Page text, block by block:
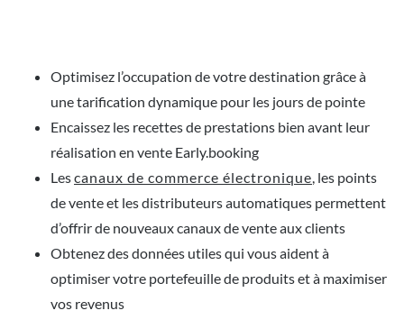
Optimisez l’occupation de votre destination grâce à
une tarification dynamique pour les jours de pointe
Encaissez les recettes de prestations bien avant leur
réalisation en vente Early.booking
Lescanaux de commerce électronique, les points
de vente et les distributeurs automatiques permettent
d’offrir de nouveaux canaux de vente aux clients
Obtenez des données utiles qui vous aident à
optimiser votre portefeuille de produits et à maximiser
vos revenus